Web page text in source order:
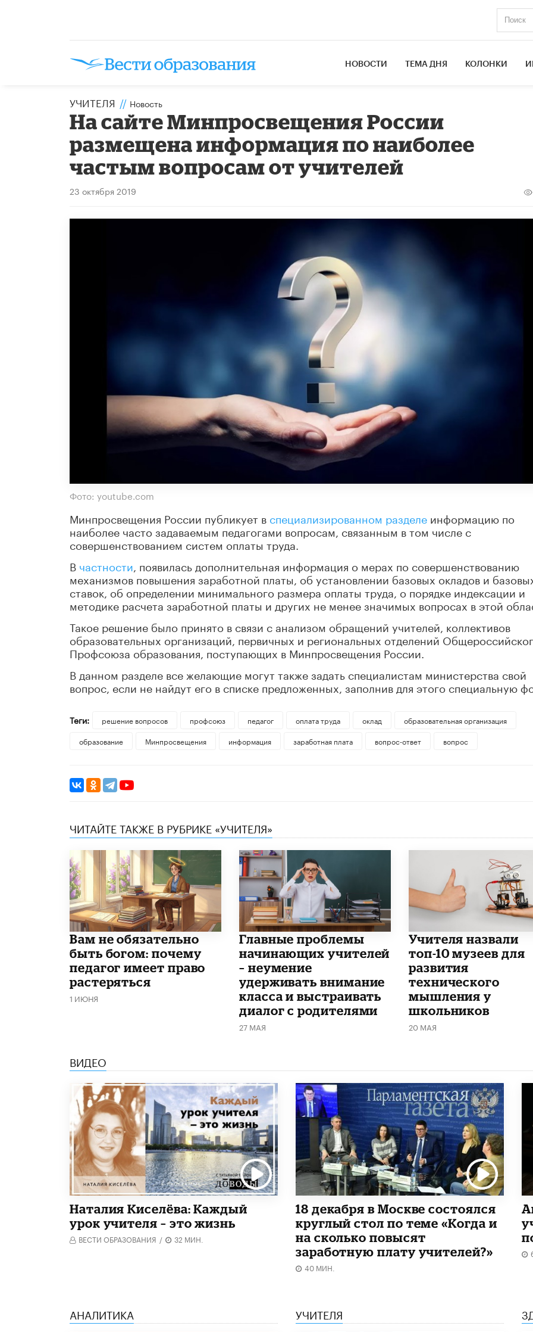
НОВОСТИ ТЕМА ДНЯ КОЛОНКИ
УЧИТЕЛЯ // Новость
На сайте Минпросвещения России
размещена информация по наиболее
частым вопросам от учителей
23 октября 2019
Фото: youtube.com
Минпросвещения России публикует в специализированном разделе информацию по
наиболее часто задаваемым педагогами вопросам, связанным в том числе с
совершенствованием систем оплаты труда.
В частности , появилась дополнительная информация о мерах по совершенствованию
механизмов повышения заработной платы, об установлении базовых окладов и
ставок, об определении минимального размера оплаты труда, о порядке индексации и
методике расчета заработной платы и других не менее значимых вопросах в этой
Такое решение было принято в связи с анализом обращений учителей, коллективов
образовательных организаций, первичных и региональных отделений
Профсоюза образования, поступающих в Минпросвещения России.
В данном разделе все желающие могут также задать специалистам министерства свой
вопрос, если не найдут его в списке предложенных, заполнив для этого специальную
Теги: решение вопросов профсоюз педагог оплата труда оклад
образовательная организация
образование
Минпросвещения информация заработная плата вопрос-ответ вопрос
ЧИТАЙТЕ ТАКЖЕ В РУБРИКЕ «УЧИТЕЛЯ»
​Вам не обязательно
быть богом: почему
педагог имеет право
растеряться
1 ИЮНЯ
Главные проблемы
начинающих учителей
– неумение
удерживать внимание
класса и выстраивать
диалог с родителями
27 МАЯ
​Учителя назвали
топ-10 музеев для
развития
технического
мышления у
школьников
20 МАЯ
ВИДЕО
Наталия Киселёва: Каждый
урок учителя – это жизнь
ВЕСТИ ОБРАЗОВАНИЯ / 32 МИН.
18 декабря в Москве состоялся
круглый стол по теме «Когда и
на сколько повысят
заработную плату учителей?»
40 МИН.
АНАЛИТИКА УЧИТЕЛЯ